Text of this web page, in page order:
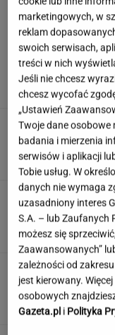
Tak
mu
To
marketingowych, w
reklam
swoich serwisach,
treści w nich
Jeśli nie chcesz
chcesz wycofać
„Ustawień
Twoje dane osobowe
badania i mierzenia
serwisów i aplikacji
Tobie usług. W
danych nie wymaga
uzasadniony interes
S.A. – lub Zaufanych
możesz się
Zaawansowanych”
zależności od
jest kierowany.
osobowych
Gazeta.pl i Polityka